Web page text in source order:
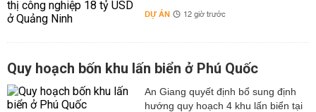
DỰ ÁN 12 giờ trước
Quy hoạch bốn khu lấn biển ở Phú Quốc
An Giang quyết định bổ sung định
hướng quy hoạch 4 khu lấn biển tại